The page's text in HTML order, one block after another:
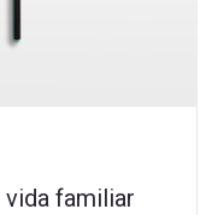
vida familiar